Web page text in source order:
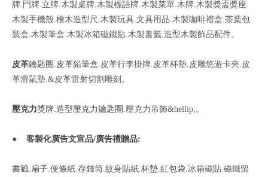
牌.門牌.立牌.木製桌牌.木製標語牌.木製菜單.木牌.木製獎盃獎座.
木製手機殼.檜木造型尺.木製玩具.文具用品.木製咖啡禮盒.茶葉包
裝盒.木製筆盒.木製冰箱磁鐵貼.木製書籤.造型木製飾品配件。
皮革鑰匙圈.皮革鉛筆盒. 皮革行李掛牌.皮革杯墊.皮雕悠遊卡夾.皮
革滑鼠墊.&皮革雷射切割雕刻。
壓克力獎牌.造型壓克力鑰匙圈. 壓克力吊飾&hellip;。
● 客製化廣告文宣品/廣告禮贈品:
書籤.扇子. 便條紙.存錢筒.紋身貼紙.杯墊.紅包袋.冰箱磁貼.磁鐵留